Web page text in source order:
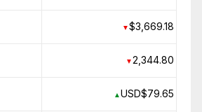
▼$3,669.18
▼2,344.80
▲USD$79.65